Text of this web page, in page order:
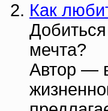
Как
мечта?
Автор —